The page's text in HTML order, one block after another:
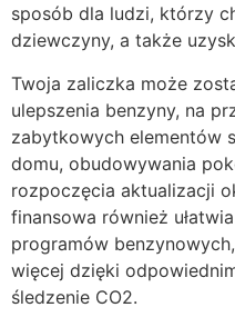
sposób dla ludzi, którzy
dziewczyny, a także
Twoja zaliczka może
ulepszenia benzyny, na
zabytkowych elementów
domu, obudowywania
rozpoczęcia aktualizacji
finansowa również
programów
więcej dzięki
śledzenie CO2.